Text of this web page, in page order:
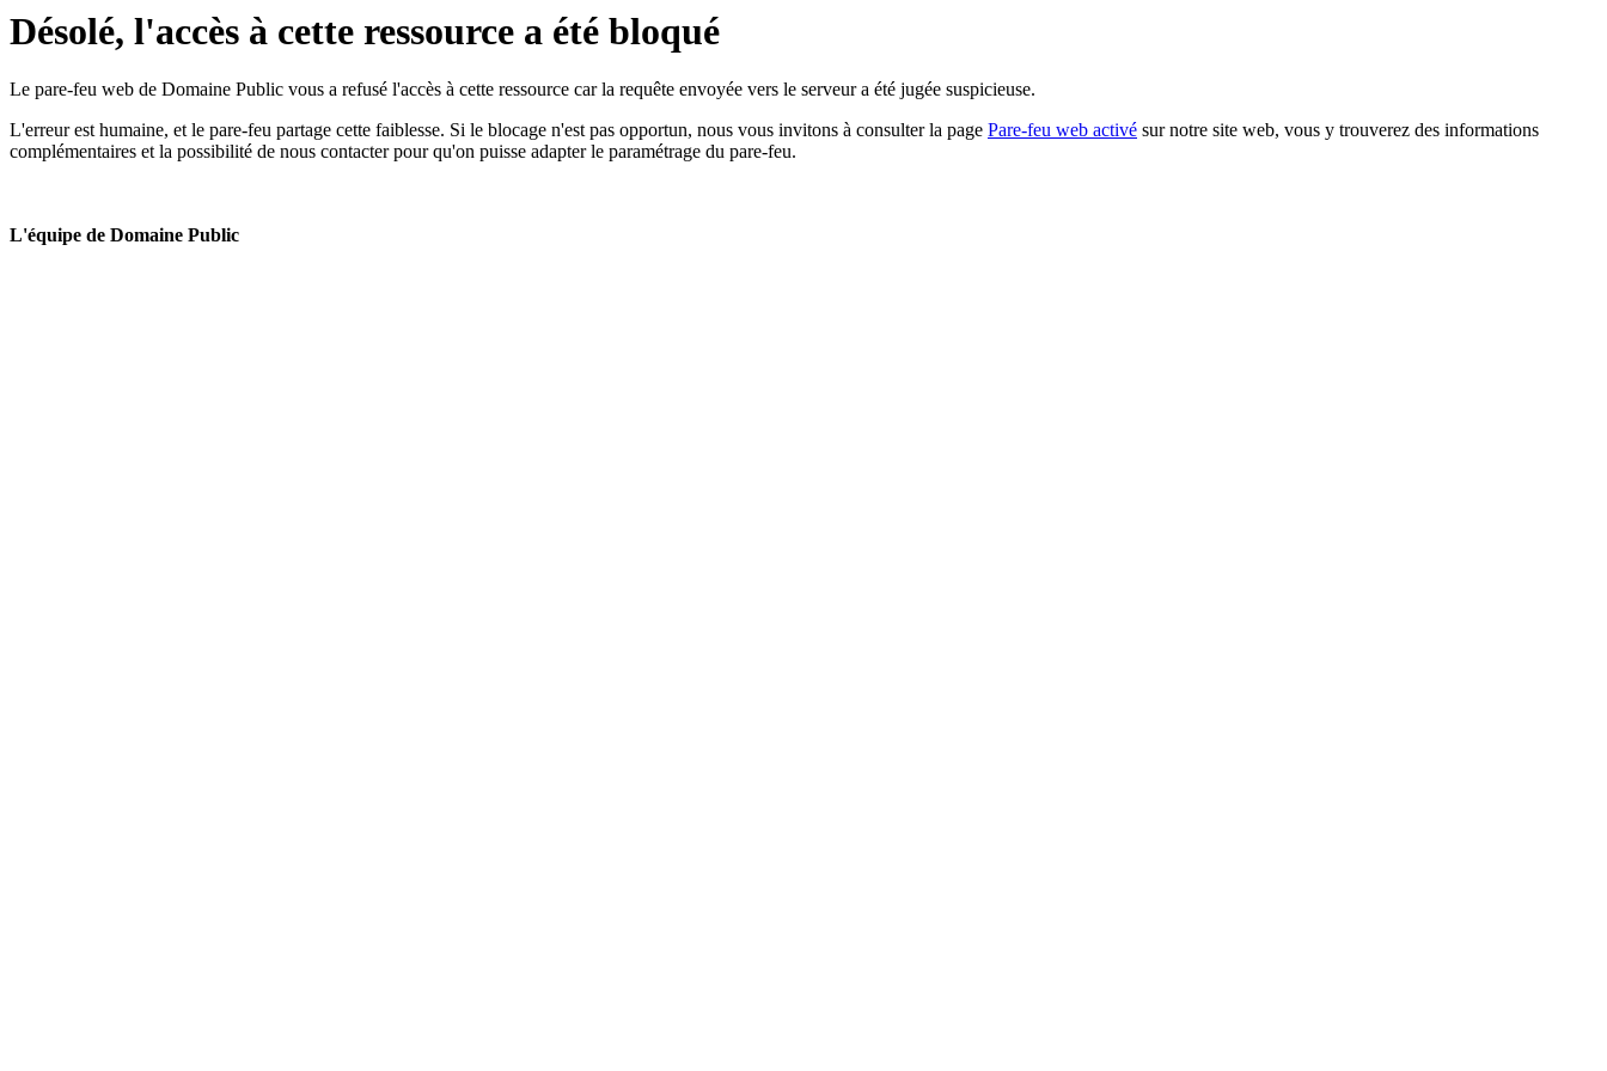
Désolé, l'accès à cette ressource a été bloqué
Le pare-feu web de Domaine Public vous a refusé l'accès à cette ressource car la requête envoyée vers le serveur a été jugée suspicieuse.
L'erreur est humaine, et le pare-feu partage cette faiblesse. Si le blocage n'est pas opportun, nous vous invitons à consulter la page Pare-feu web activé sur notre site web, vous y trouverez des informations
complémentaires et la possibilité de nous contacter pour qu'on puisse adapter le paramétrage du pare-feu.
L'équipe de Domaine Public